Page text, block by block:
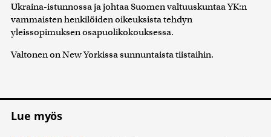
Ukraina-istunnossa ja johtaa Suomen valtuuskuntaa YK:n
vammaisten henkilöiden oikeuksista tehdyn
yleissopimuksen osapuolikokouksessa.
Valtonen on New Yorkissa sunnuntaista tiistaihin.
Lue myös